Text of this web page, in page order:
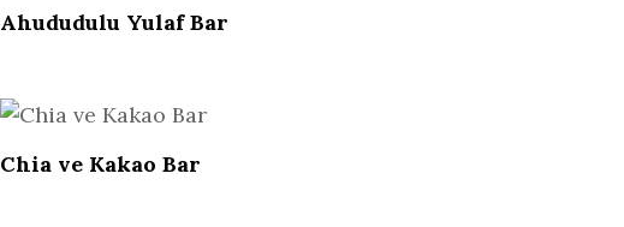
Ahududulu Yulaf Bar
Chia ve Kakao Bar